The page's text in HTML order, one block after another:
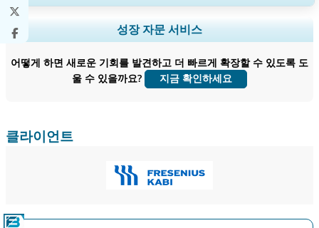
지역 및 국가 범위 확장, 세그먼트 분석, 기업 프로필, 경쟁 벤치마킹, 및 최
종 사용자 인사이트.
지금 맞춤 설정
성장 자문 서비스
어떻게 하면 새로운 기회를 발견하고 더 빠르게 확장할 수 있도록 도
울 수 있을까요?
지금 확인하세요
클라이언트